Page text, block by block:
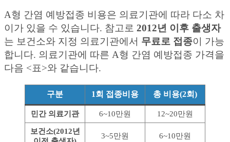
A형 간염 예방접종 비용은 의료기관에 따라 다소 차
이가 있을 수 있습니다. 참고로 2012년 이후 출생자
는 보건소와 지정 의료기관에서 무료로 접종이 가능
합니다. 의료기관에 따른 A형 간염 예방접종 가격을
다음 <표>와 같습니다.
구분 1회 접종비용 총 비용(2회)
민간 의료기관 6~10만원 12~20만원
보건소(2012년
3~5만원 6~10만원